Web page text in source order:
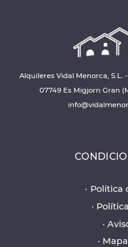
Alquileres Vidal Menorca, S.L.
07749 Es Migjorn Gran
Política